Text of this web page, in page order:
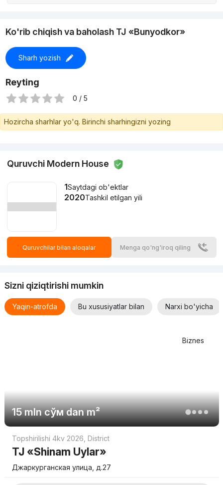
Kvartirani dastlabki to‘lovsiz sotib olish mumkin
Ko'rib chiqish va baholash TJ «Bunyodkor»
Sharh yozish
Reyting
0 / 5
Hozircha sharhlar yo'q. Birinchi sharhingizni yozing
Quruvchi Modern House
1Saytdagi ob'ektlar
2020Tashkil etilgan yili
Quruvchilar bilan aloqalar Menga qo'ng'iroq qiling
Sizni qiziqtirishi mumkin
Yaqin-atrofda Bu xususiyatlar bilan Narxi bo'yicha
Biznes
15 mln сўмdan m²
Topshirilishi 4kv 2026 District
TJ «Shinam Uylar»
Джаркурганская улица, д.27